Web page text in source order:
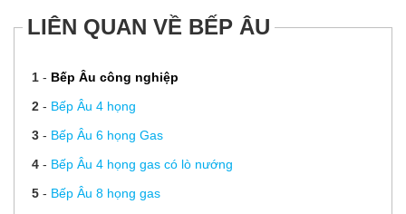
LIÊN QUAN VỀ BẾP ÂU
1- Bếp Âu công nghiệp
2- Bếp Âu 4 họng
3- Bếp Âu 6 họng Gas
4- Bếp Âu 4 họng gas có lò nướng
5- Bếp Âu 8 họng gas